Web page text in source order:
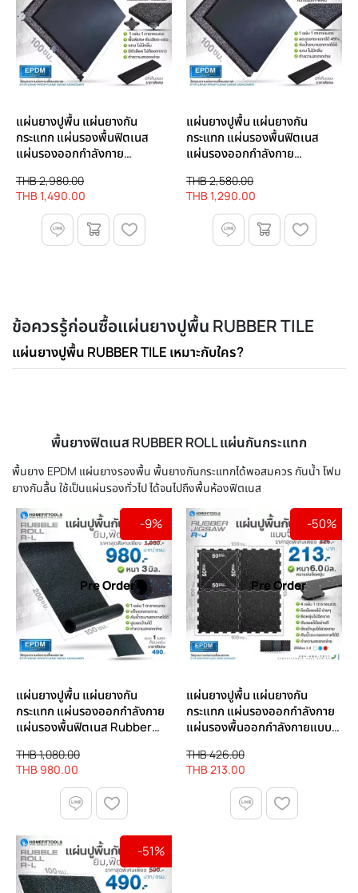
แผ่นยางปูพื้น แผ่นยางกัน
กระแทก แผ่นรองพื้นฟิตเนส
แผ่นรองออกกำลังกาย
| Homefittools
THB 1,490.00
THB 2,980.00
แผ่นยางปูพื้น แผ่นยางกัน
กระแทก แผ่นรองพื้นฟิตเนส
แผ่นรองออกกำลังกาย
Homefittools
THB 1,290.00
THB 2,580.00
ข้อควรรู้ก่อนซื้อแผ่นยางปูพื้น RUBBER TILE
แผ่นยางปูพื้น RUBBER TILE เหมาะกับใคร?
พื้นยางฟิตเนส RUBBER ROLL แผ่นกันกระแทก
พื้นยาง EPDM แผ่นยางรองพื้น พื้นยางกันกระแทกได้พอสมควร กันน้ำ โฟม
ยางกันลื้น ใช้เป็นแผ่นรองทั่วไป ได้จนไปถึงพื้นห้องฟิตเนส
-9%
Pre Order
แผ่นยางปูพื้น แผ่นยางกัน
กระแทก แผ่นรองออกกําลังกาย
แผ่นรองพื้นฟิตเนส Rubber
Homefittools
THB 980.00
THB 1,080.00
Pre Order
-50%
แผ่นยางปูพื้น แผ่นยางกัน
กระแทก แผ่นรองออกกําลังกาย
แผ่นรองพื้นออกกําลังกายแบบ
| Homefittools
THB 213.00
THB 426.00
-51%